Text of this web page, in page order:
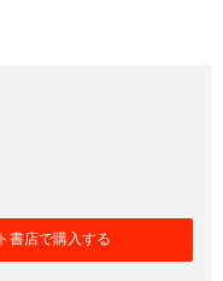
書店で購入する